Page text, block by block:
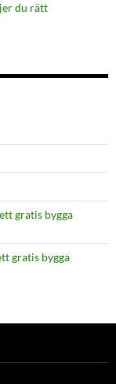
du rätt
gratis bygga
gratis bygga